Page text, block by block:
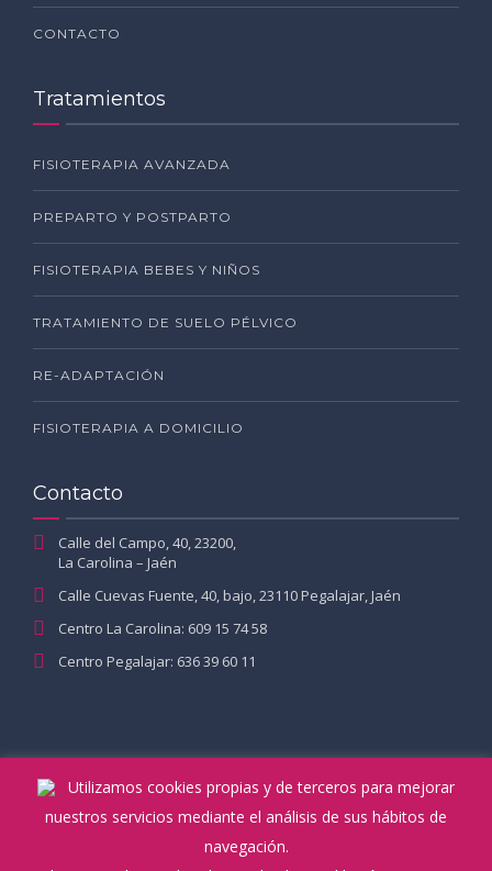
CONTACTO
Tratamientos
FISIOTERAPIA AVANZADA
PREPARTO Y POSTPARTO
FISIOTERAPIA BEBES Y NIÑOS
TRATAMIENTO DE SUELO PÉLVICO
RE-ADAPTACIÓN
FISIOTERAPIA A DOMICILIO
Contacto
Calle del Campo, 40, 23200,
La Carolina – Jaén
Calle Cuevas Fuente, 40, bajo, 23110 Pegalajar, Jaén
Centro La Carolina: 609 15 74 58
Centro Pegalajar: 636 39 60 11
Utilizamos cookies propias y de terceros para mejorar
nuestros servicios mediante el análisis de sus hábitos de
navegación.